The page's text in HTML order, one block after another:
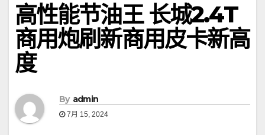
高性能节油王 长城2.4T
商用炮刷新商用皮卡新高
度
By admin
7月 15, 2024